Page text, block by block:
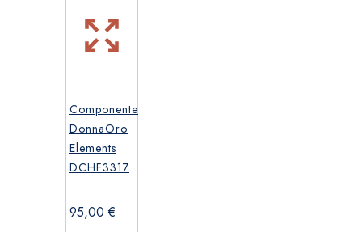
Componente
DonnaOro
Elements
DCHF3317
95,00€